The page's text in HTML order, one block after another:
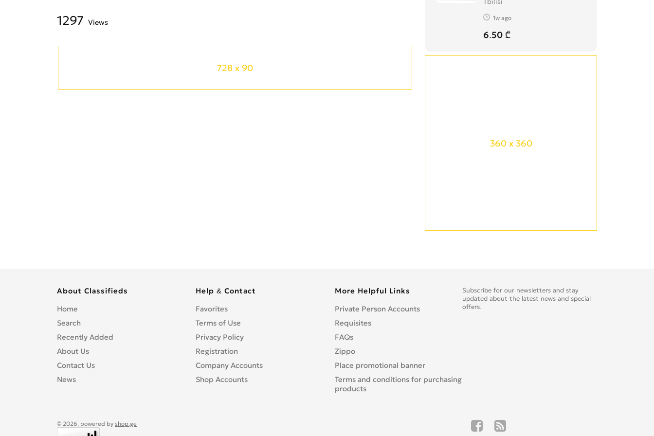
1w ago
6.50 ₾
360 x 360
1297 Views
728 x 90
Subscribe for our newsletters and stay
updated about the latest news and special
offers.
About Classifieds
Home
Search
Recently Added
About Us
Contact Us
News
Help & Contact
Favorites
Terms of Use
Privacy Policy
Registration
Company Accounts
Shop Accounts
More Helpful Links
Private Person Accounts
Requisites
FAQs
Zippo
Place promotional banner
Terms and conditions for purchasing
products
© 2026, powered by shop.ge